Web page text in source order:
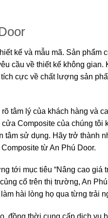
kế và mẫu mã. Sản phẩm
cầu về thiết kế không gian.
cực về chất lượng sản
tâm lý của khách hàng và
Composite của chúng tôi
tâm sử dụng. Hãy trở thành
từ An Phú Door.
tới mục tiêu “Nâng cao giá
cố trên thị trường, An
hài lòng họ qua từng trải